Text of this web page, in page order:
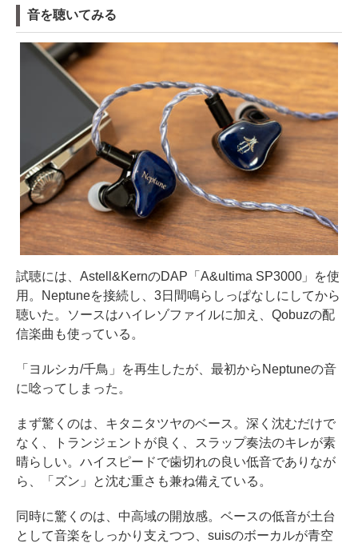
音を聴いてみる
試聴には、Astell&KernのDAP「A&ultima SP3000」を使
用。Neptuneを接続し、3日間鳴らしっぱなしにしてから
聴いた。ソースはハイレゾファイルに加え、Qobuzの配
信楽曲も使っている。
「ヨルシカ/千鳥」を再生したが、最初からNeptuneの音
に唸ってしまった。
まず驚くのは、キタニタツヤのベース。深く沈むだけで
なく、トランジェントが良く、スラップ奏法のキレが素
晴らしい。ハイスピードで歯切れの良い低音でありなが
ら、「ズン」と沈む重さも兼ね備えている。
同時に驚くのは、中高域の開放感。ベースの低音が土台
として音楽をしっかり支えつつ、suisのボーカルが青空